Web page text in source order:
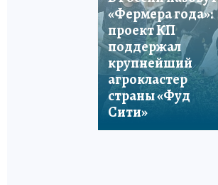
«Фермера года»:
проект КП
поддержал
крупнейший
агрокластер
страны «Фуд
Сити»